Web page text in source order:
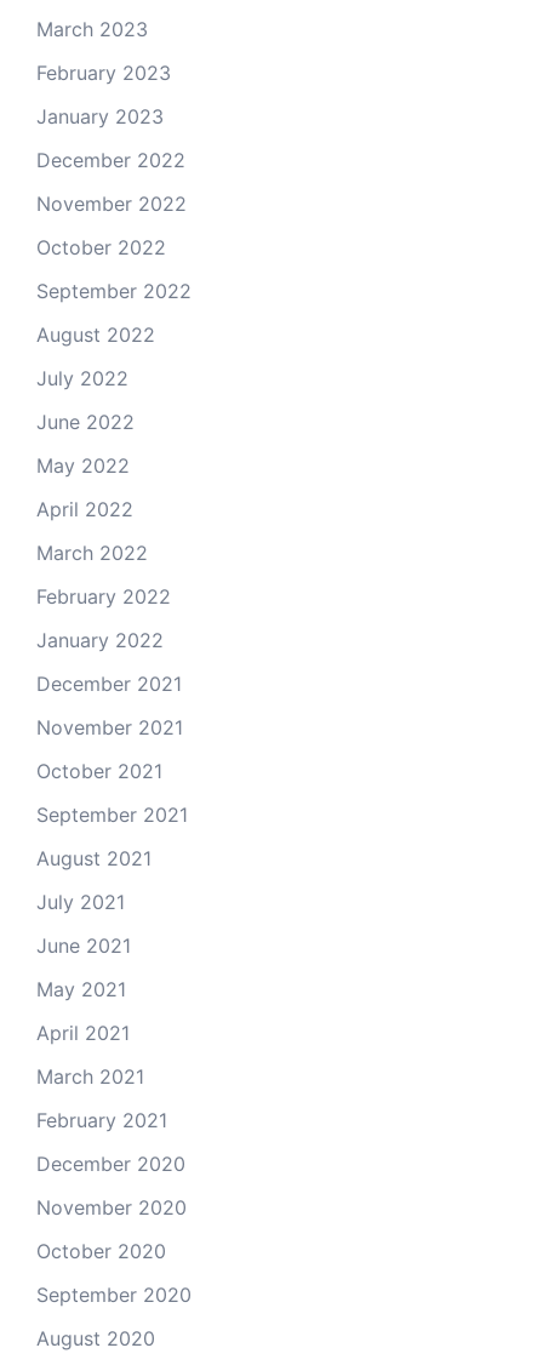
March 2023
February 2023
January 2023
December 2022
November 2022
October 2022
September 2022
August 2022
July 2022
June 2022
May 2022
April 2022
March 2022
February 2022
January 2022
December 2021
November 2021
October 2021
September 2021
August 2021
July 2021
June 2021
May 2021
April 2021
March 2021
February 2021
December 2020
November 2020
October 2020
September 2020
August 2020